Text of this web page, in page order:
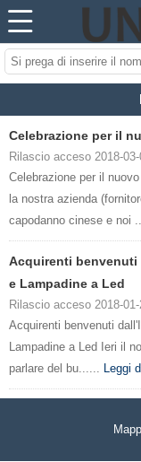
Celebrazione per il
Rilascio acceso 2018-
Celebrazione per il
la nostra azienda
capodanno cinese e noi
Acquirenti benvenuti
e Lampadine a Led
Rilascio acceso 2018-
Acquirenti benvenuti
Lampadine a Led Ieri il
parlare del bu...... Leggi